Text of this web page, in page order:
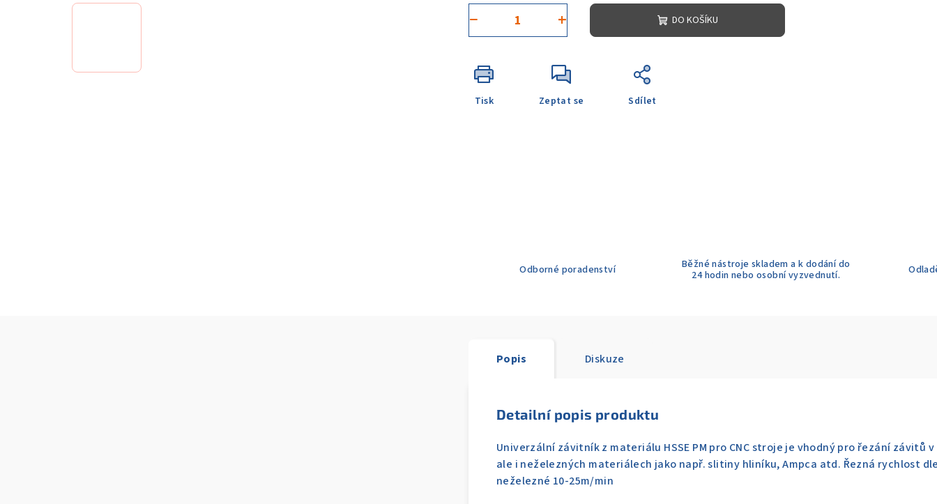
+
− DO KOŠÍKU
Tisk Zeptat se Sdílet
Odborné poradenství
Běžné nástroje skladem a k dodání do
24 hodin nebo osobní vyzvednutí.
Popis Diskuze
Detailní popis produktu
Univerzální závitník z materiálu HSSE PM pro CNC stroje je vhodný pro řezání
ale i neželezných materiálech jako např. slitiny hliníku, Ampca atd. Řezná rychlost
neželezné 10-25m/min